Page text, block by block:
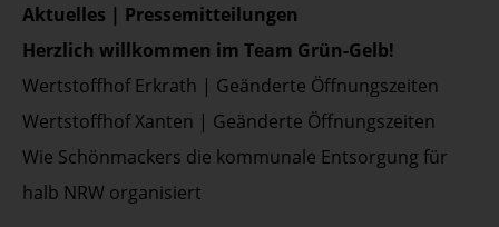
Aktuelles | Pressemitteilungen
Herzlich willkommen im Team Grün-Gelb!
Wertstoffhof Erkrath | Geänderte Öffnungszeiten
Wertstoffhof Xanten | Geänderte Öffnungszeiten
Wie Schönmackers die kommunale Entsorgung für
halb NRW organisiert